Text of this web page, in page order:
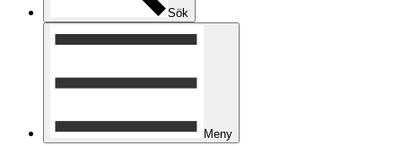
Sök
Meny